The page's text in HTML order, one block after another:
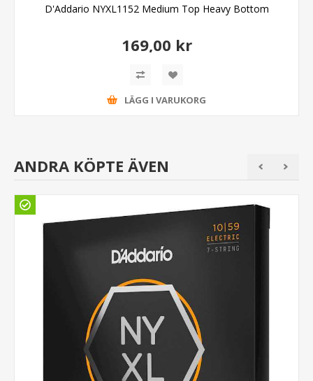
D'Addario NYXL1152 Medium Top Heavy Bottom
169,00 kr
LÄGG I VARUKORG
ANDRA KÖPTE ÄVEN